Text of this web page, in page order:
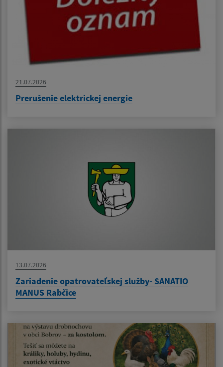
21.07.2026
Prerušenie elektrickej energie
13.07.2026
Zariadenie opatrovateľskej služby- SANATIO
MANUS Rabčice